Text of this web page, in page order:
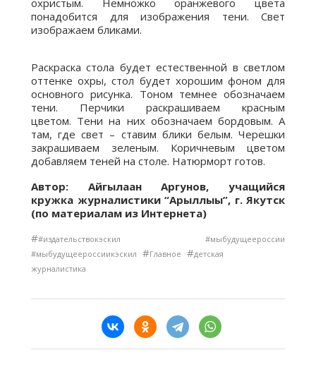
охристым. Немножко оранжевого цвета
понадобится для изображения тени. Свет
изображаем бликами.
Раскраска стола будет естественной в светлом
оттенке охры, стол будет хорошим фоном для
основного рисунка. Тоном темнее обозначаем
тени. Перчики раскрашиваем красным
цветом. Тени на них обозначаем бордовым. А
там, где свет – ставим блики белым. Черешки
закрашиваем зеленым. Коричневым цветом
добавляем теней на столе. Натюрморт готов.
Автор: Айгылаан Аргунов, учащийся
кружка журналистики “Арыллыы”, г. Якутск
(по материалам из Интернета)
##издательствокэскил #мыбудущеероссии
#мыбудущеероссиикэскил #Главное #детская
журналистика